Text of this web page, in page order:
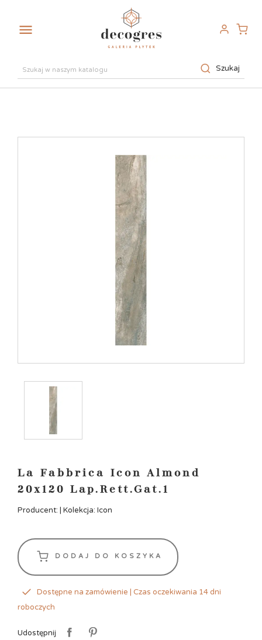

Szukaj
La Fabbrica Icon Almond
20x120 Lap.Rett.Gat.1
Producent: | Kolekcja: Icon
DODAJ DO KOSZYKA
Dostępne na zamówienie | Czas oczekiwania 14 dni
roboczych
Udostępnij